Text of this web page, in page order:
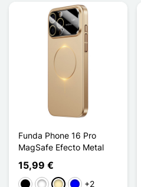
Funda Phone 16 Pro
MagSafe Efecto Metal
15,99 €
NegroBlanco
Oro Azul+2